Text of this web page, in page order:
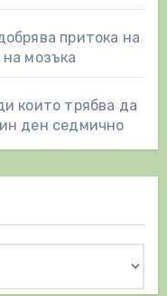
притока на
мозъка
които трябва да
ден седмично